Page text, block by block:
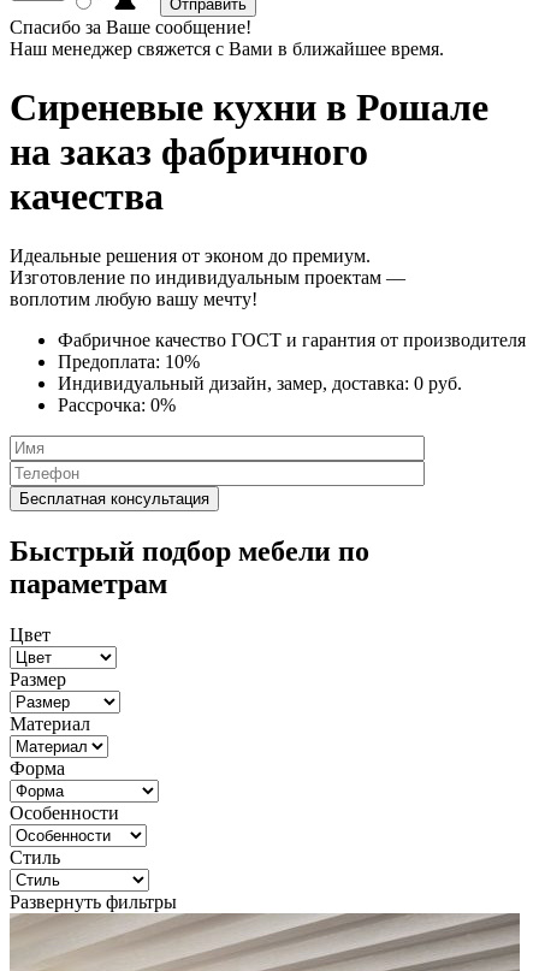
Спасибо за Ваше сообщение!
Наш менеджер свяжется с Вами в ближайшее время.
Сиреневые кухни в Рошале
на заказ фабричного
качества
Идеальные решения от эконом до премиум.
Изготовление по индивидуальным проектам —
воплотим любую вашу мечту!
Фабричное качество ГОСТ и гарантия от производителя
Предоплата: 10%
Индивидуальный дизайн, замер, доставка: 0 руб.
Рассрочка: 0%
Быстрый подбор мебели по
параметрам
Цвет
Размер
Материал
Форма
Особенности
Стиль
Развернуть фильтры